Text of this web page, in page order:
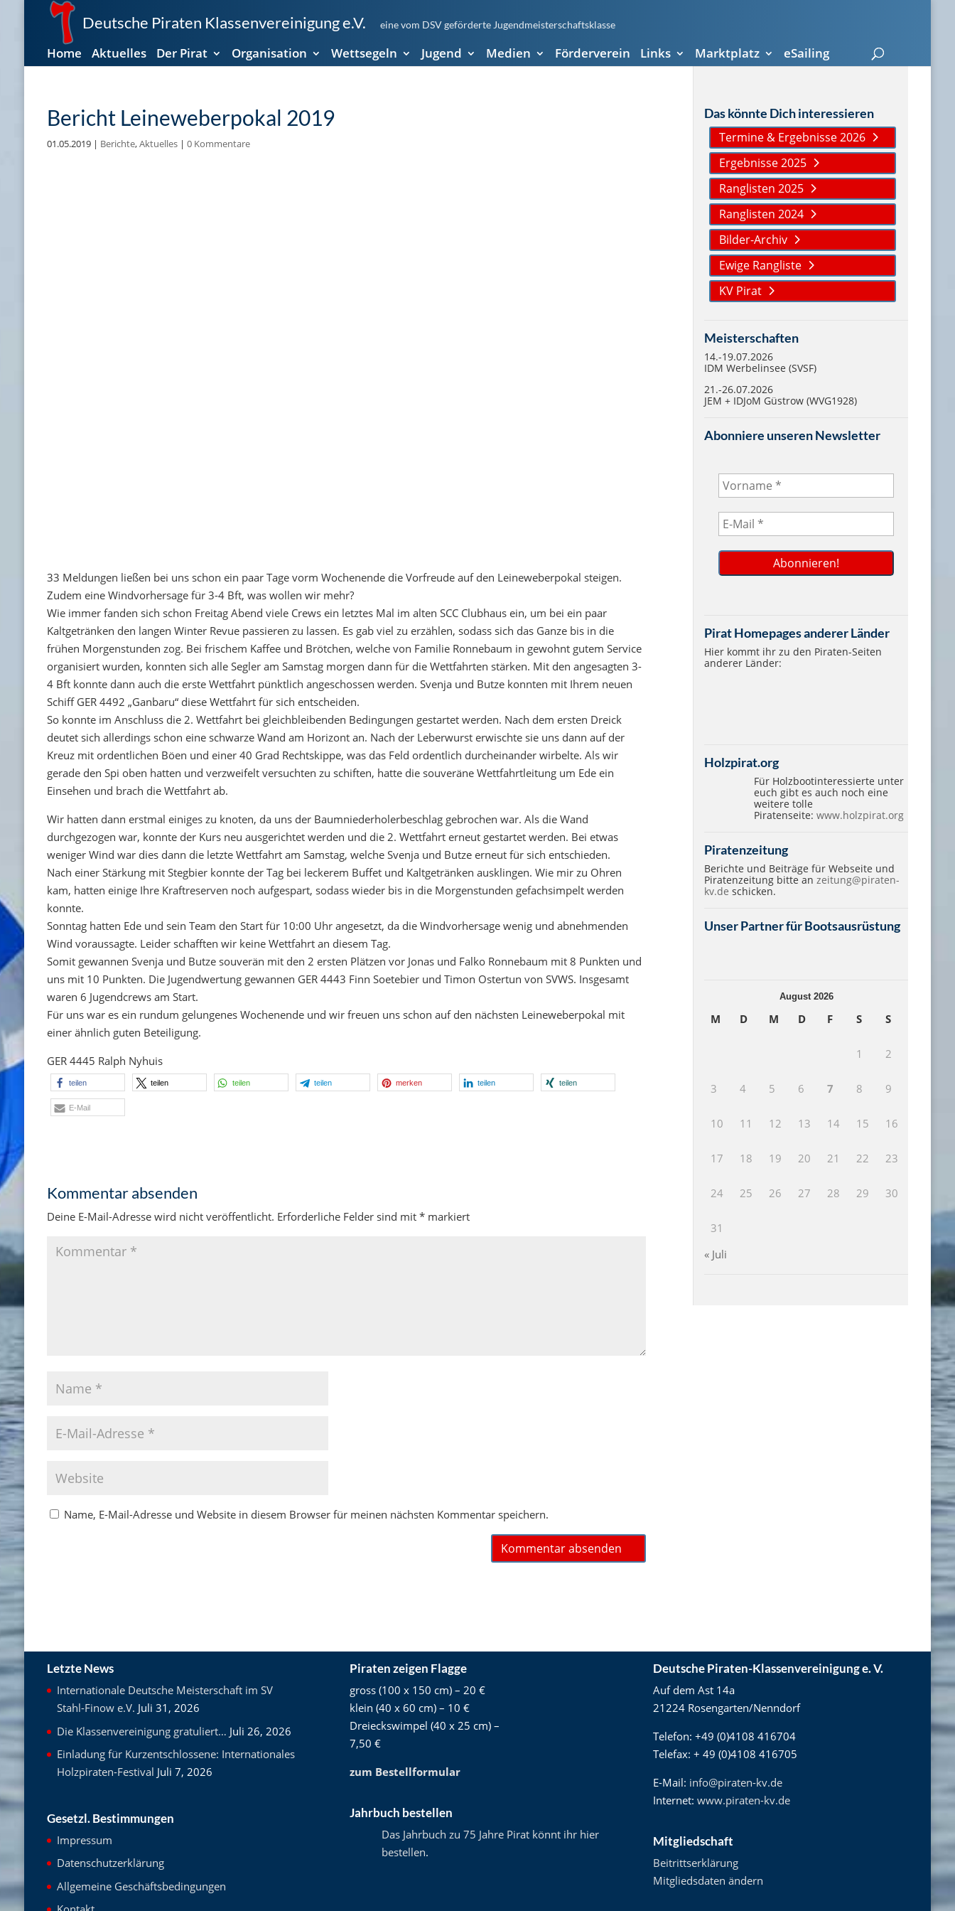
Deutsche Piraten Klassenvereinigung e.V. eine vom DSV geförderte Jugendmeisterschaftsklasse
Home Aktuelles Der Pirat Organisation Wettsegeln Jugend Medien Förderverein Links Marktplatz eSailing
Bericht Leineweberpokal 2019
01.05.2019| Berichte,Aktuelles| 0 Kommentare
33 Meldungen ließen bei uns schon ein paar Tage vorm Wochenende die Vorfreude auf den Leineweberpokal steigen.
Zudem eine Windvorhersage für 3-4 Bft, was wollen wir mehr?
Wie immer fanden sich schon Freitag Abend viele Crews ein letztes Mal im alten SCC Clubhaus ein, um bei ein paar
Kaltgetränken den langen Winter Revue passieren zu lassen. Es gab viel zu erzählen, sodass sich das Ganze bis in die
frühen Morgenstunden zog. Bei frischem Kaffee und Brötchen, welche von Familie Ronnebaum in gewohnt gutem Service
organisiert wurden, konnten sich alle Segler am Samstag morgen dann für die Wettfahrten stärken. Mit den angesagten 3-
4 Bft konnte dann auch die erste Wettfahrt pünktlich angeschossen werden. Svenja und Butze konnten mit Ihrem neuen
Schiff GER 4492 „Ganbaru“ diese Wettfahrt für sich entscheiden.
So konnte im Anschluss die 2. Wettfahrt bei gleichbleibenden Bedingungen gestartet werden. Nach dem ersten Dreick
deutet sich allerdings schon eine schwarze Wand am Horizont an. Nach der Leberwurst erwischte sie uns dann auf der
Kreuz mit ordentlichen Böen und einer 40 Grad Rechtskippe, was das Feld ordentlich durcheinander wirbelte. Als wir
gerade den Spi oben hatten und verzweifelt versuchten zu schiften, hatte die souveräne Wettfahrtleitung um Ede ein
Einsehen und brach die Wettfahrt ab.
Wir hatten dann erstmal einiges zu knoten, da uns der Baumniederholerbeschlag gebrochen war. Als die Wand
durchgezogen war, konnte der Kurs neu ausgerichtet werden und die 2. Wettfahrt erneut gestartet werden. Bei etwas
weniger Wind war dies dann die letzte Wettfahrt am Samstag, welche Svenja und Butze erneut für sich entschieden.
Nach einer Stärkung mit Stegbier konnte der Tag bei leckerem Buffet und Kaltgetränken ausklingen. Wie mir zu Ohren
kam, hatten einige Ihre Kraftreserven noch aufgespart, sodass wieder bis in die Morgenstunden gefachsimpelt werden
konnte.
Sonntag hatten Ede und sein Team den Start für 10:00 Uhr angesetzt, da die Windvorhersage wenig und abnehmenden
Wind voraussagte. Leider schafften wir keine Wettfahrt an diesem Tag.
Somit gewannen Svenja und Butze souverän mit den 2 ersten Plätzen vor Jonas und Falko Ronnebaum mit 8 Punkten und
uns mit 10 Punkten. Die Jugendwertung gewannen GER 4443 Finn Soetebier und Timon Ostertun von SVWS. Insgesamt
waren 6 Jugendcrews am Start.
Für uns war es ein rundum gelungenes Wochenende und wir freuen uns schon auf den nächsten Leineweberpokal mit
einer ähnlich guten Beteiligung.
GER 4445 Ralph Nyhuis
teilen teilen teilen teilen merken teilen teilen
E-Mail
Kommentar absenden
Deine E-Mail-Adresse wird nicht veröffentlicht. Erforderliche Felder sind mit *markiert
Name, E-Mail-Adresse und Website in diesem Browser für meinen nächsten Kommentar speichern.
Das könnte Dich interessieren
Termine & Ergebnisse 2026
Ergebnisse 2025
Ranglisten 2025
Ranglisten 2024
Bilder-Archiv
Ewige Rangliste
KV Pirat
Meisterschaften
14.-19.07.2026
IDM Werbelinsee (SVSF)
21.-26.07.2026
JEM + IDJoM Güstrow (WVG1928)
Abonniere unseren Newsletter
Pirat Homepages anderer Länder
Hier kommt ihr zu den Piraten-Seiten
anderer Länder:
Holzpirat.org
Für Holzbootinteressierte unter
euch gibt es auch noch eine
weitere tolle
Piratenseite:www.holzpirat.org
Piratenzeitung
Berichte und Beiträge für Webseite und
Piratenzeitung bitte anzeitung@piraten-
kv.de schicken.
Unser Partner für Bootsausrüstung
August 2026
M D M D F S S
1 2
3 4 5 6 7 8 9
10 11 12 13 14 15 16
17 18 19 20 21 22 23
24 25 26 27 28 29 30
31
« Juli
Letzte News
Internationale Deutsche Meisterschaft im SV
Stahl-Finow e.V. Juli 31, 2026
Die Klassenvereinigung gratuliert… Juli 26, 2026
Einladung für Kurzentschlossene: Internationales
Holzpiraten-Festival Juli 7, 2026
Gesetzl. Bestimmungen
Impressum
Datenschutzerklärung
Allgemeine Geschäftsbedingungen
Piraten zeigen Flagge
gross (100 x 150 cm) – 20 €
klein (40 x 60 cm) – 10 €
Dreieckswimpel (40 x 25 cm) –
7,50 €
zum Bestellformular
Jahrbuch bestellen
Das Jahrbuch zu 75 Jahre Pirat könnt ihr hier
bestellen.
Deutsche Piraten-Klassenvereinigung e. V.
Auf dem Ast 14a
21224 Rosengarten/Nenndorf
Telefon: +49 (0)4108 416704
Telefax: + 49 (0)4108 416705
E-Mail: info@piraten-kv.de
Internet: www.piraten-kv.de
Mitgliedschaft
Beitrittserklärung
Mitgliedsdaten ändern